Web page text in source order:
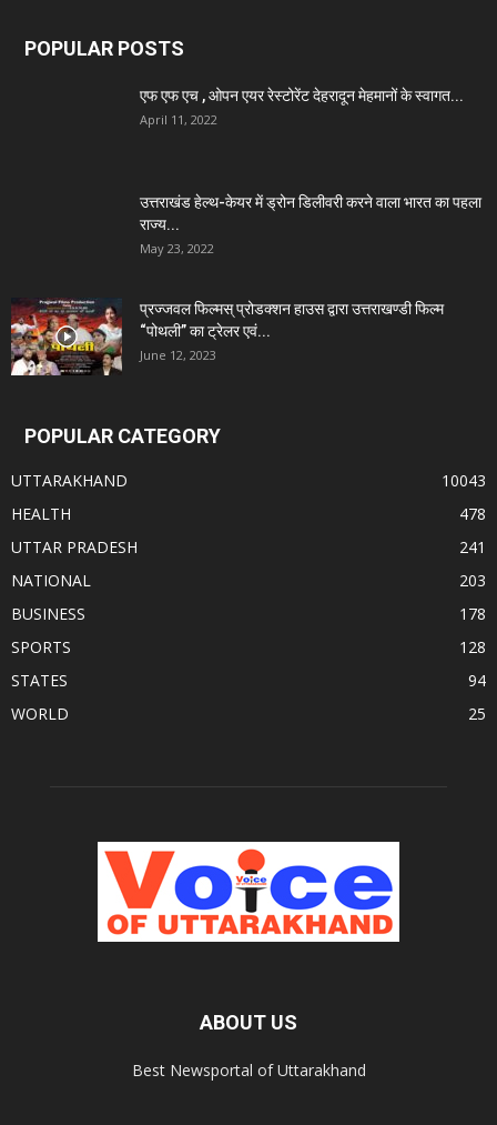
POPULAR POSTS
एफ एफ एच , ओपन एयर रेस्टोरेंट देहरादून मेहमानों के स्वागत...
April 11, 2022
उत्तराखंड हेल्थ-केयर में ड्रोन डिलीवरी करने वाला भारत का पहला
राज्य...
May 23, 2022
प्रज्जवल फिल्मस् प्रोडक्शन हाउस द्वारा उत्तराखण्डी फिल्म
“पोथली” का ट्रेलर एवं...
June 12, 2023
POPULAR CATEGORY
UTTARAKHAND
10043
HEALTH
478
UTTAR PRADESH
241
NATIONAL
203
BUSINESS
178
SPORTS
128
STATES
94
WORLD
25
ABOUT US
Best Newsportal of Uttarakhand